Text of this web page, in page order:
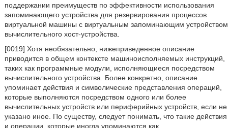
поддержании преимуществ по эффективности использования
запоминающего устройства для резервирования процессов
виртуальной машины с виртуальным запоминающим устройством
вычислительного хост-устройства.
[0019] Хотя необязательно, нижеприведенное описание
приводится в общем контексте машиноисполняемых инструкций,
таких как программные модули, исполняющиеся посредством
вычислительного устройства. Более конкретно, описание
упоминает действия и символические представления операций,
которые выполняются посредством одного или более
вычислительных устройств или периферийных устройств, если не
указано иное. По существу, следует понимать, что такие действия
и операции, которые иногда упоминаются как